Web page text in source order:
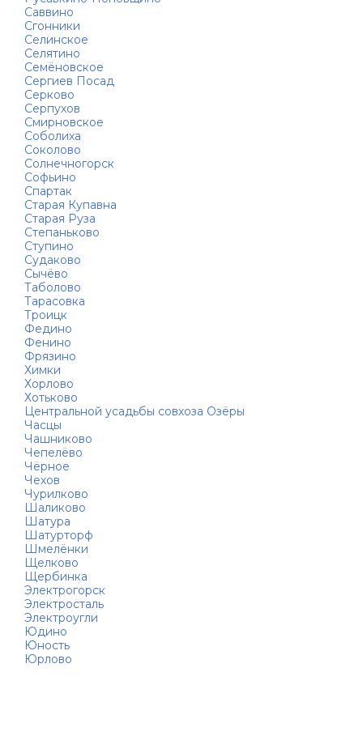
Саввино
Сгонники
Селинское
Селятино
Семёновское
Сергиев Посад
Серково
Серпухов
Смирновское
Соболиха
Соколово
Солнечногорск
Софьино
Спартак
Старая Купавна
Старая Руза
Степаньково
Ступино
Судаково
Сычёво
Таболово
Тарасовка
Троицк
Федино
Фенино
Фрязино
Химки
Хорлово
Хотьково
Центральной усадьбы совхоза Озёры
Часцы
Чашниково
Чепелёво
Чёрное
Чехов
Чурилково
Шаликово
Шатура
Шатурторф
Шмелёнки
Щелково
Щербинка
Электрогорск
Электросталь
Электроугли
Юдино
Юность
Юрлово